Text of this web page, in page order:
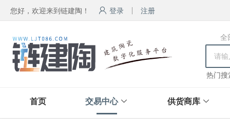
您好，欢迎来到链建陶！ 登录 注册
全
热门搜
首页 交易中心 供货商库